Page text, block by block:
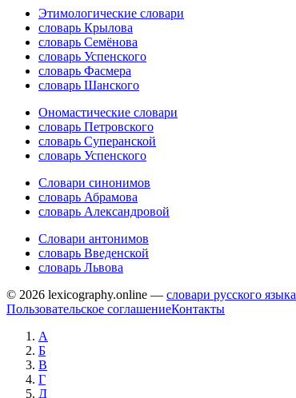
Этимологические словари
словарь Крылова
словарь Семёнова
словарь Успенского
словарь Фасмера
словарь Шанского
Ономастические словари
словарь Петровского
словарь Суперанской
словарь Успенского
Словари синонимов
словарь Абрамова
словарь Александровой
Словари антонимов
словарь Введенской
словарь Львова
© 2026 lexicography.online — словари русского языка
Пользовательское соглашениеКонтакты
А
Б
В
Г
Д